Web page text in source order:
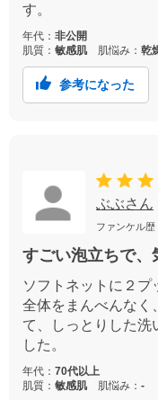
す。
年代： 非公開
肌質： 敏感肌 肌悩み： 乾
参考になった
ぶぶさん
ファンケル歴
すごい泡立ちで、
ソフトネットに２
全体をまんべんなく
て、しっとりした洗
した。
年代： 70代以上
肌質： 敏感肌 肌悩み： -